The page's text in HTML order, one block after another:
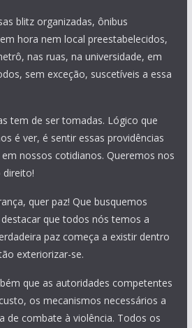
blitz organizadas, ônibus
hora nem local preestabelecidos,
nas ruas, na universidade, em
sem exceção, suscetíveis a essa
tem de ser tomadas. Lógico que
é ver, é sentir essas providências
nossos cotidianos. Queremos nos
direito!
quer paz! Que busquemos
que todos nós temos a
paz começa a existir dentro
exteriorizar-se.
que as autoridades competentes
os mecanismos necessários a
de combate à violência. Todos os